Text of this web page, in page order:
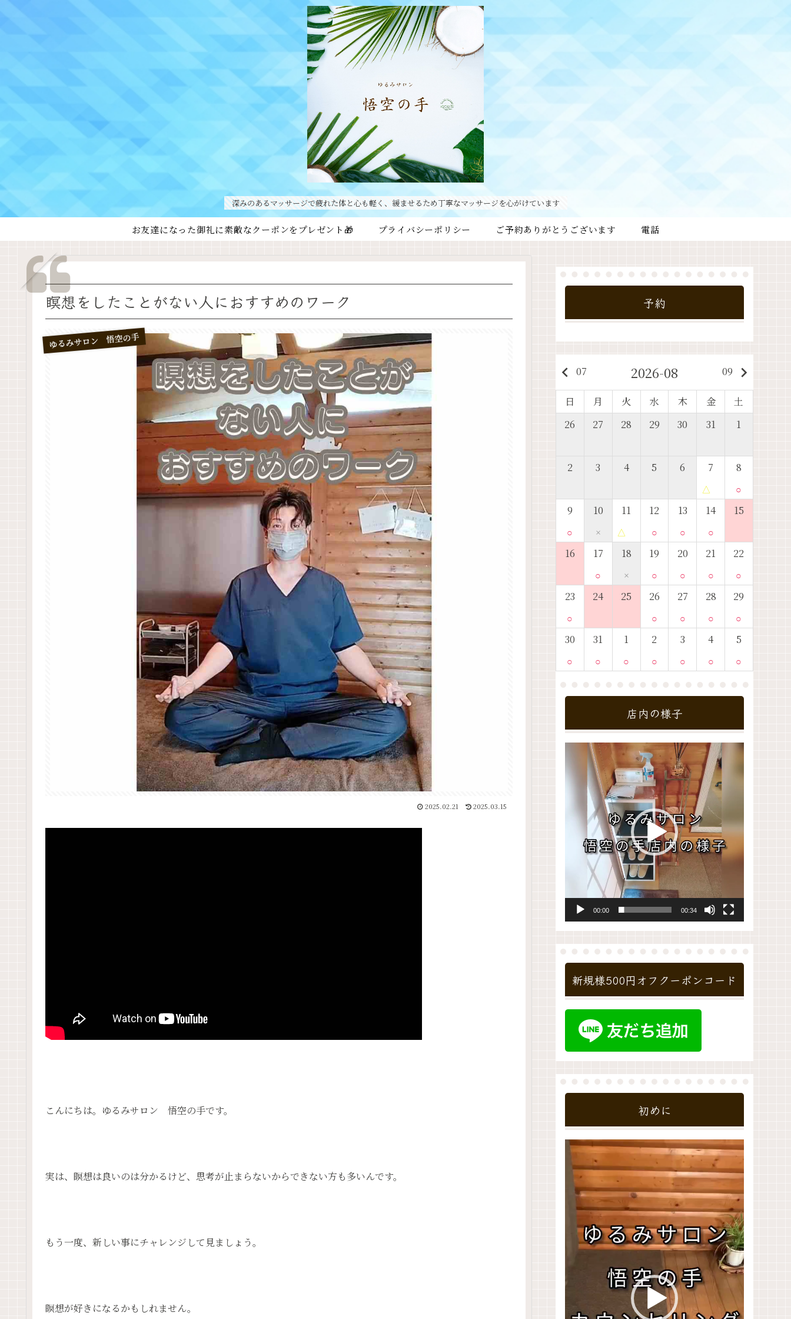
深みのあるマッサージで疲れた体と心も軽く、緩ませるため丁寧なマッサージを心がけています
お友達になった御礼に素敵なクーポンをプレゼント🎁 プライバシーポリシー ご予約ありがとうございます 電話
瞑想をしたことがない人におすすめのワーク
ゆるみサロン 悟空の手
2025.02.21 2025.03.15
こんにちは。ゆるみサロン 悟空の手です。
実は、瞑想は良いのは分かるけど、思考が止まらないからできない方も多いんです。
もう一度、新しい事にチャレンジして見ましょう。
瞑想が好きになるかもしれません。
予約
keyboard_arrow_left 07 2026-08 09 keyboard_arrow_right
日 月 火 水 木 金
土
26
27 28 29 30 31 1
2 3 4 5 6 7
△
8
○
9
○
10
×
11
△
12
○
13
○
14
○
15
16 17
○
18
×
19
○
20
○
21
○
22
○
23
○
24 25 26
○
27
○
28
○
29
○
30
○
31
○
1
○
2
○
3
○
4
○
5
○
店内の様子
00:00 00:34
新規様500円オフクーポンコード
初めに
動
画